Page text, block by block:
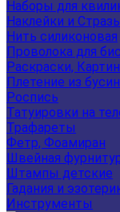
Наборы для
Наклейки и
Нить силиконовая
Проволока для
Раскраски,
Плетение из
Роспись
Татуировки на
Трафареты
Фетр, Фоамиран
Швейная
Штампы детские
Гадания и
Инструменты